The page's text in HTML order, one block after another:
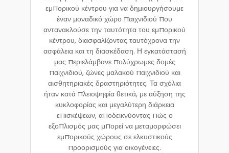
εμπορικού κέντρου για να δημιουργήσουμε
έναν μοναδικό χώρο παιχνιδιού που
αντανακλούσε την ταυτότητα του εμπορικού
κέντρου, διασφαλίζοντας ταυτόχρονα την
ασφάλεια και τη διασκέδαση. Η εγκατάστασή
μας περιελάμβανε πολύχρωμες δομές
παιχνιδιού, ζώνες μαλακού παιχνιδιού και
αισθητηριακές δραστηριότητες. Τα σχόλια
ήταν κατά πλειοψηφία θετικά, με αύξηση της
κυκλοφορίας και μεγαλύτερη διάρκεια
επισκέψεων, αποδεικνύοντας πώς ο
εξοπλισμός μας μπορεί να μεταμορφώσει
εμπορικούς χώρους σε ελκυστικούς
προορισμούς για οικογένειες.